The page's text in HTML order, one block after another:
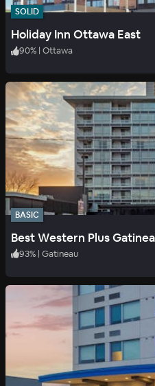
SOLID
Holiday Inn Ottawa East
90% | Ottawa
BASIC
Best Western Plus
93% | Gatineau